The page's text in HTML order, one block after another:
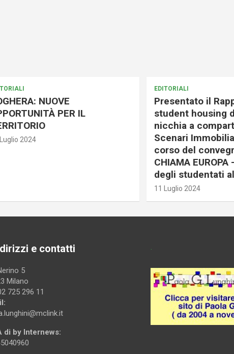
NUOVE
PER IL
2024
EDITORIALI
Presentato il
student housing
nicchia a
Scenari
corso del
CHIAMA
degli studentati
11 Luglio 2024
e contatti
5
Milano
725 296 11
di by Internews:
.